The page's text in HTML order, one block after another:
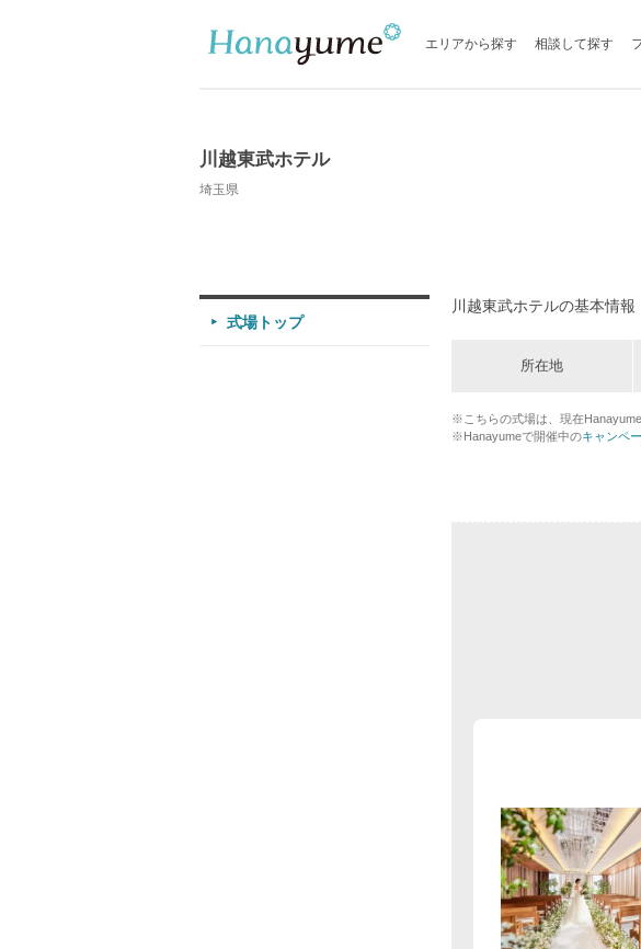
エリアから探す 相談して探す
川越東武ホテル
埼玉県
式場トップ
川越東武ホテルの基本情報
所在地
※こちらの式場は、現在
※Hanayumeで開催中のキャンペ